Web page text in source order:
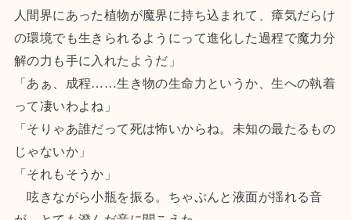
人間界にあった植物が魔界に持ち込まれて、瘴気だらけ
の環境でも生きられるようにって進化した過程で魔力分
解の力も手に入れたようだ」
「あぁ、成程……生き物の生命力というか、生への執着
って凄いわよね」
「そりゃあ誰だって死は怖いからね。未知の最たるもの
じゃないか」
「それもそうか」
呟きながら小瓶を振る。ちゃぷんと液面が揺れる音